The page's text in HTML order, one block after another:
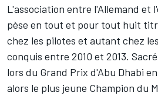
L'association entre l'Allemand et
pèse en tout et pour tout huit
chez les pilotes et autant chez
conquis entre 2010 et 2013.
lors du Grand Prix d'Abu Dhabi
alors le plus jeune Champion du